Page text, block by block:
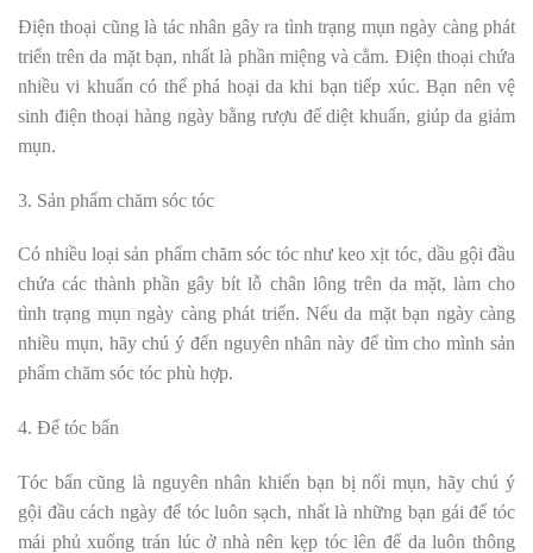
Điện thoại cũng là tác nhân gây ra tình trạng mụn ngày càng phát
triển trên da mặt bạn, nhất là phần miệng và cằm. Điện thoại chứa
nhiều vi khuẩn có thể phá hoại da khi bạn tiếp xúc. Bạn nên vệ
sinh điện thoại hàng ngày bằng rượu để diệt khuẩn, giúp da giảm
mụn.
3. Sản phẩm chăm sóc tóc
Có nhiều loại sản phẩm chăm sóc tóc như keo xịt tóc, dầu gội đầu
chứa các thành phần gây bít lỗ chân lông trên da mặt, làm cho
tình trạng mụn ngày càng phát triển. Nếu da mặt bạn ngày càng
nhiều mụn, hãy chú ý đến nguyên nhân này để tìm cho mình sản
phẩm chăm sóc tóc phù hợp.
4. Để tóc bẩn
Tóc bẩn cũng là nguyên nhân khiến bạn bị nổi mụn, hãy chú ý
gội đầu cách ngày để tóc luôn sạch, nhất là những bạn gái để tóc
mái phủ xuống trán lúc ở nhà nên kẹp tóc lên để da luôn thông